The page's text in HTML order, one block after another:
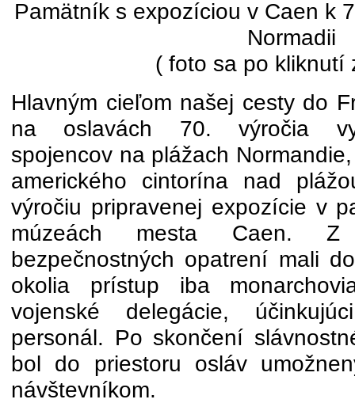
Pamätník s expozíciou v Caen k
Normadii
( foto sa po kliknutí
Hlavným cieľom našej cesty do
na oslavách 70. výročia
spojencov na plážach
amerického cintorína nad
výročiu pripravenej expozície v
múzeách mesta Caen. Z
bezpečnostných opatrení mali
okolia prístup iba
vojenské delegácie,
personál. Po skončení
bol do priestoru osláv
návštevníkom.